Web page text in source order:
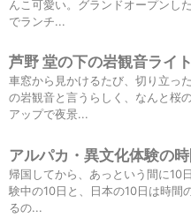
んこ可愛い。グランドオープンし
でランチ...
芦野 堂の下の岩観音ライ
車窓から見かけるたび、切り立っ
の岩観音と言うらしく、なんと桜
アップで夜景...
アルパカ・異文化体験の
帰国してから、あっという間に10
験中の10日と、日本の10日は時間
るの...